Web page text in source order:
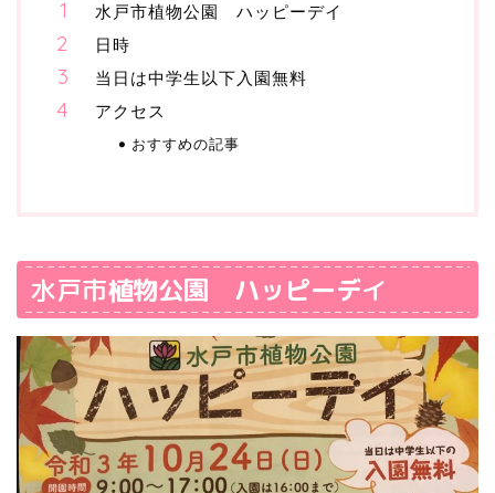
水戸市植物公園 ハッピーデイ
日時
当日は中学生以下入園無料
アクセス
おすすめの記事
水戸市植物公園 ハッピーデイ